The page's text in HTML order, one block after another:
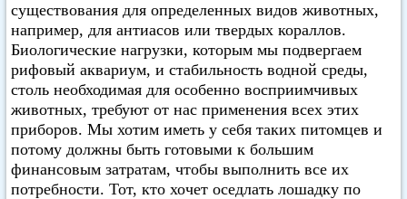
существования для определенных видов животных,
например, для антиасов или твердых кораллов.
Биологические нагрузки, которым мы подвергаем
рифовый аквариум, и стабильность водной среды,
столь необходимая для особенно восприимчивых
животных, требуют от нас применения всех этих
приборов. Мы хотим иметь у себя таких питомцев и
потому должны быть готовыми к большим
финансовым затратам, чтобы выполнить все их
потребности. Тот, кто хочет оседлать лошадку по